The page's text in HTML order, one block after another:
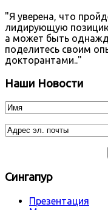
"Я уверена, что
лидирующую
а может быть
поделитесь своим
докторантами.."
Наши Новости
Сингапур
Презентация